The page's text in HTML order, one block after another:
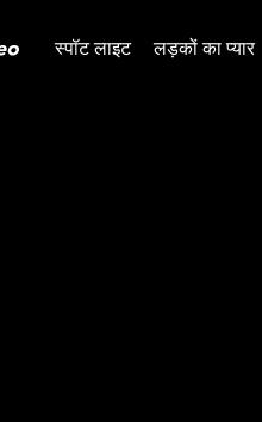
स्पॉट लाइट लड़कों का प्यार